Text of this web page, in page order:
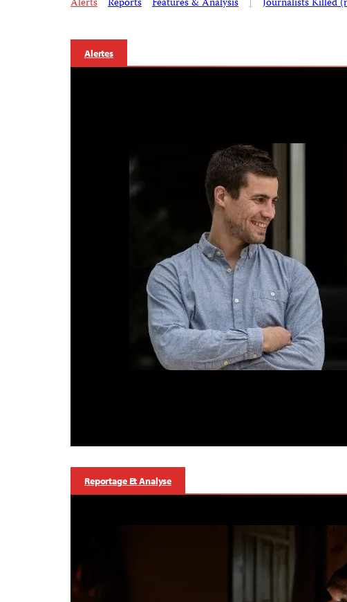
Alerts Reports Features & Analysis | Journalists Killed
Alertes
Reportage Et Analyse